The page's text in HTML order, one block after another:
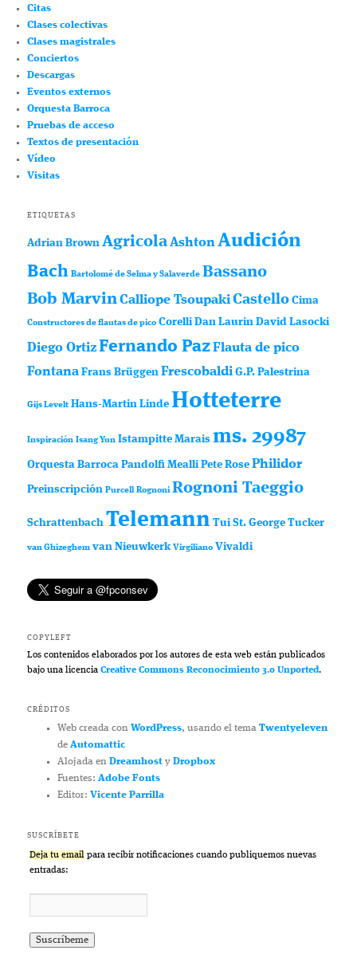
Citas
Clases colectivas
Clases magistrales
Conciertos
Descargas
Eventos externos
Orquesta Barroca
Pruebas de acceso
Textos de presentación
Vídeo
Visitas
ETIQUETAS
Adrian Brown AgricolaAshtonAudición
Bach Bartolomé de Selma y Salaverde Bassano
Bob MarvinCalliope TsoupakiCastello Cima
Constructores de flautas de pico Corelli Dan Laurin David Lasocki
Diego OrtizFernando PazFlauta de pico
Fontana Frans Brüggen Frescobaldi G.P. Palestrina
Gijs Levelt Hans-Martin Linde Hotteterre
Inspiración Isang Yun Istampitte Marais ms. 29987
Orquesta Barroca Pandolfi Mealli Pete Rose Philidor
Preinscripción Purcell Rognoni Rognoni Taeggio
Schrattenbach Telemann Tui St. George Tucker
van Ghizeghem van Nieuwkerk Virgiliano Vivaldi
COPYLEFT
Los contenidos elaborados por los autores de esta web están publicados
bajo una licenciaCreative Commons Reconocimiento 3.0 Unported.
CRÉDITOS
Web creada con WordPress, usando el tema Twentyeleven
de Automattic
Alojada en Dreamhosty Dropbox
Fuentes: Adobe Fonts
Editor: Vicente Parrilla
SUSCRÍBETE
Deja tu email para recibir notificaciones cuando publiquemos nuevas
entradas: